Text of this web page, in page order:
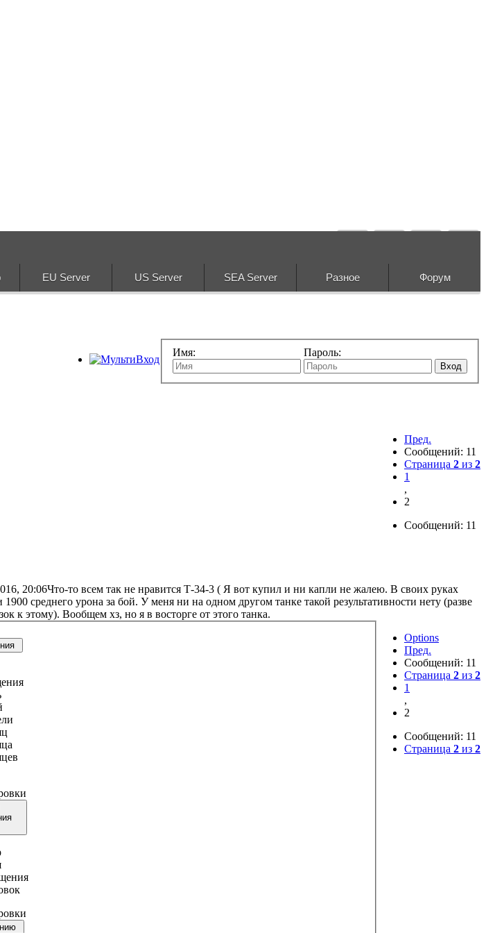
EU Server US Server SEA Server Разное Форум
Имя: Пароль:
Вход
Пред.
Сообщений: 11
Страница 2 из 2
1
,
2
Сообщений: 11
20:06Что-то всем так не нравится Т-34-3 ( Я вот купил и ни капли не жалею. В своих руках
среднего урона за бой. У меня ни на одном другом танке такой результативности нету (разве
к этому). Вообщем хз, но я в восторге от этого танка.
Options
Пред.
Сообщений: 11
Страница 2 из 2
1
,
2
Сообщений: 11
Страница 2 из 2